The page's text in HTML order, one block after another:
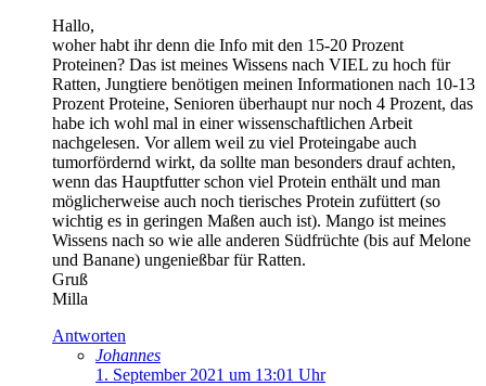
Hallo,
woher habt ihr denn die Info mit den 15-20 Prozent
Proteinen? Das ist meines Wissens nach VIEL zu hoch für
Ratten, Jungtiere benötigen meinen Informationen nach 10-13
Prozent Proteine, Senioren überhaupt nur noch 4 Prozent, das
habe ich wohl mal in einer wissenschaftlichen Arbeit
nachgelesen. Vor allem weil zu viel Proteingabe auch
tumorfördernd wirkt, da sollte man besonders drauf achten,
wenn das Hauptfutter schon viel Protein enthält und man
möglicherweise auch noch tierisches Protein zufüttert (so
wichtig es in geringen Maßen auch ist). Mango ist meines
Wissens nach so wie alle anderen Südfrüchte (bis auf Melone
und Banane) ungenießbar für Ratten.
Gruß
Milla
Antworten
Johannes
1. September 2021 um 13:01 Uhr